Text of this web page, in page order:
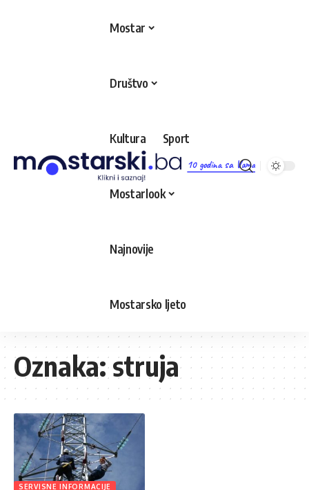
10 godina sa Vama
Mostar
Društvo
Kultura Sport
Mostarlook
Najnovije
Mostarsko ljeto
Oznaka:struja
SERVISNE INFORMACIJE